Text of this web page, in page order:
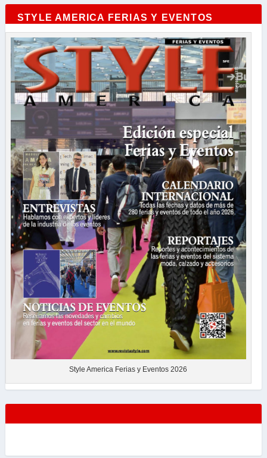
STYLE AMERICA FERIAS Y EVENTOS
Style America Ferias y Eventos 2026